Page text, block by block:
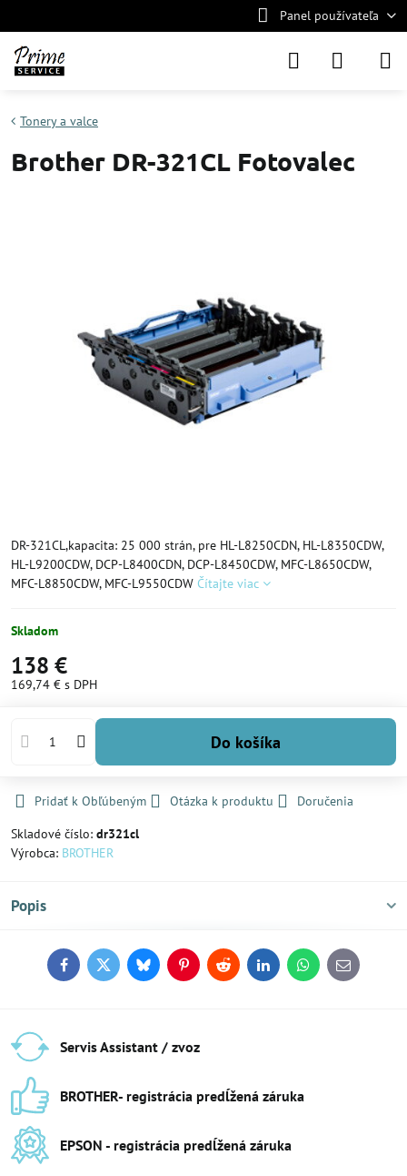
Panel používateľa
Tonery a valce
Brother DR-321CL Fotovalec
DR-321CL,kapacita: 25 000 strán, pre HL-L8250CDN, HL-L8350CDW,
HL-L9200CDW, DCP-L8400CDN, DCP-L8450CDW, MFC-L8650CDW,
MFC-L8850CDW, MFC-L9550CDW Čítajte viac
Skladom
138 €
169,74 € s DPH
Do košíka
Pridať k Obľúbeným Otázka k produktu
Doručenia
Skladové číslo: dr321cl
Výrobca: BROTHER
Popis
FacebookTwitterBlueskyPinterestReddit LinkedInWhatsApp
E-
mail
Servis Assistant / zvoz
BROTHER- registrácia predĺžená záruka
EPSON - registrácia predĺžená záruka